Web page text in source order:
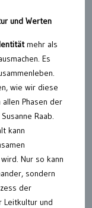
und Werten
mehr als
Es
wie wir diese
Phasen der
Raab.
kann
Nur so kann
sondern
der
Leitkultur und